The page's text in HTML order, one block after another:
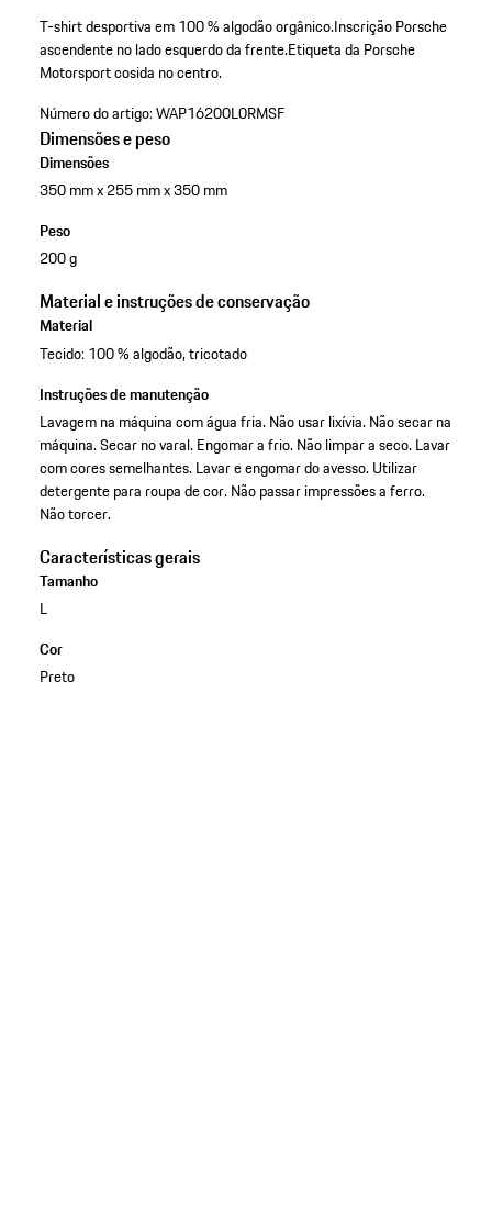
T-shirt desportiva em 100 % algodão orgânico.Inscrição Porsche
ascendente no lado esquerdo da frente.Etiqueta da Porsche
Motorsport cosida no centro.
Número do artigo:WAP16200L0RMSF
Dimensões e peso
Dimensões
350 mm x 255 mm x 350 mm
Peso
200 g
Material e instruções de conservação
Material
Tecido: 100 % algodão, tricotado
Instruções de manutenção
Lavagem na máquina com água fria. Não usar lixívia. Não secar na
máquina. Secar no varal. Engomar a frio. Não limpar a seco. Lavar
com cores semelhantes. Lavar e engomar do avesso. Utilizar
detergente para roupa de cor. Não passar impressões a ferro.
Não torcer.
Características gerais
Tamanho
L
Cor
Preto